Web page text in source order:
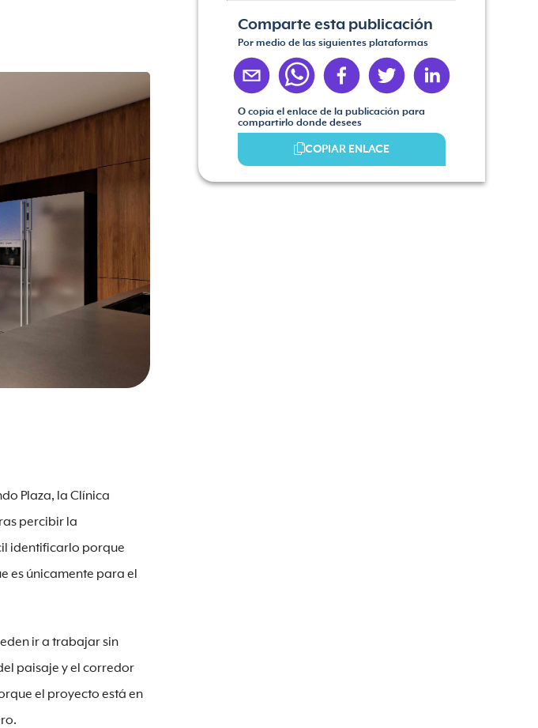
Plaza, la Clínica
percibir la
identificarlo porque
es únicamente para el
ir a trabajar sin
paisaje y el corredor
el proyecto está en
Comparte esta publicación
Por medio de las siguientes plataformas
O copia el enlace de la publicación para
compartirlo donde desees
COPIAR ENLACE